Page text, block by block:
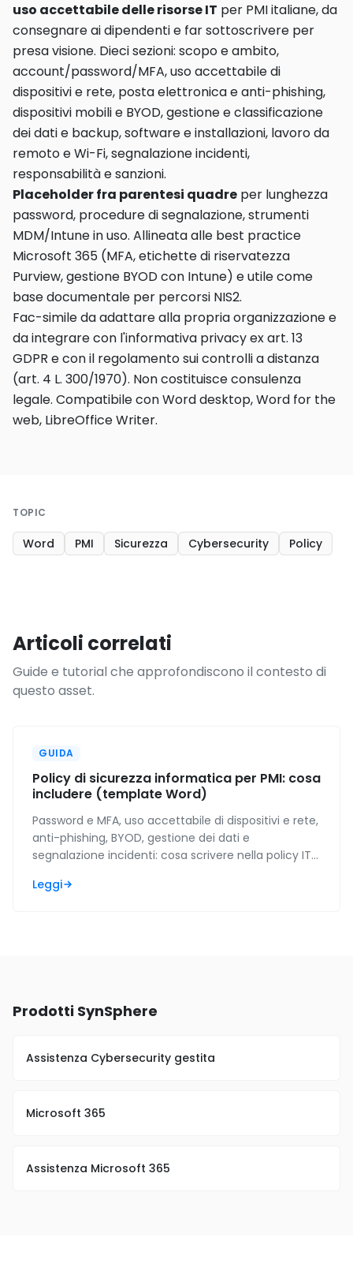
uso accettabile delle risorse IT per PMI italiane, da
consegnare ai dipendenti e far sottoscrivere per
presa visione. Dieci sezioni: scopo e ambito,
account/password/MFA, uso accettabile di
dispositivi e rete, posta elettronica e anti-phishing,
dispositivi mobili e BYOD, gestione e classificazione
dei dati e backup, software e installazioni, lavoro da
remoto e Wi-Fi, segnalazione incidenti,
responsabilità e sanzioni.
Placeholder fra parentesi quadre per lunghezza
password, procedure di segnalazione, strumenti
MDM/Intune in uso. Allineata alle best practice
Microsoft 365 (MFA, etichette di riservatezza
Purview, gestione BYOD con Intune) e utile come
base documentale per percorsi NIS2.
Fac-simile da adattare alla propria organizzazione e
da integrare con l'informativa privacy ex art. 13
GDPR e con il regolamento sui controlli a distanza
(art. 4 L. 300/1970). Non costituisce consulenza
legale. Compatibile con Word desktop, Word for the
web, LibreOffice Writer.
TOPIC
Word PMI Sicurezza Cybersecurity Policy
Articoli correlati
Guide e tutorial che approfondiscono il contesto di
questo asset.
GUIDA
Policy di sicurezza informatica per PMI: cosa
includere (template Word)
Password e MFA, uso accettabile di dispositivi e rete,
anti-phishing, BYOD, gestione dei dati e
segnalazione incidenti: cosa scrivere nella policy IT
Leggi
Prodotti SynSphere
Assistenza Cybersecurity gestita
Microsoft 365
Assistenza Microsoft 365